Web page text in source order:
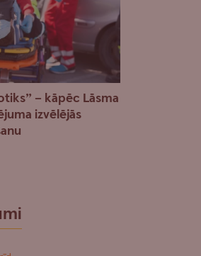
– kāpēc Lāsma
izvēlējās